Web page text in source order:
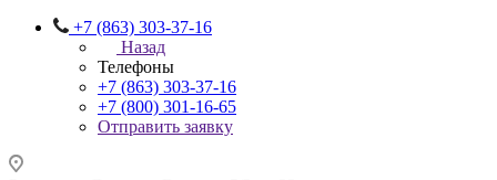
+7 (863) 303-37-16
Назад
Телефоны
+7 (863) 303-37-16
+7 (800) 301-16-65
Отправить заявку